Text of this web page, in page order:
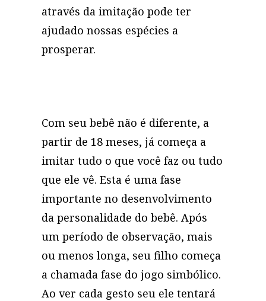
através da imitação pode ter
ajudado nossas espécies a
prosperar.
Com seu bebê não é diferente, a
partir de 18 meses, já começa a
imitar tudo o que você faz ou tudo
que ele vê. Esta é uma fase
importante no desenvolvimento
da personalidade do bebê. Após
um período de observação, mais
ou menos longa, seu filho começa
a chamada fase do jogo simbólico.
Ao ver cada gesto seu ele tentará